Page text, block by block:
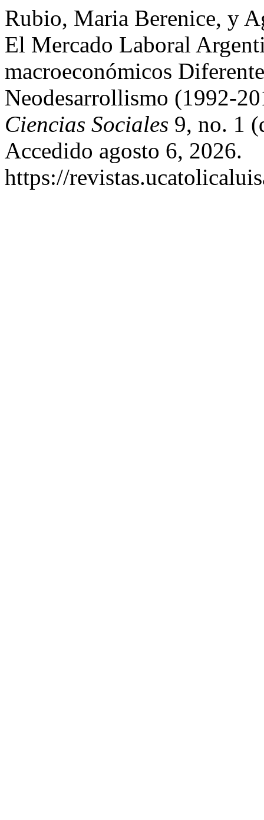
Rubio, Maria Berenice, y
El Mercado Laboral
macroeconómicos
Neodesarrollismo (1992-
Ciencias Sociales 9, no. 1
Accedido agosto 6, 2026.
https://